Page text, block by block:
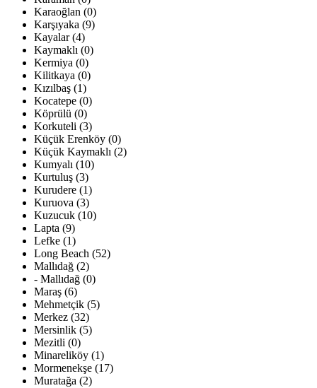
Karaoğlan (0)
Karşıyaka (9)
Kayalar (4)
Kaymaklı (0)
Kermiya (0)
Kilitkaya (0)
Kızılbaş (1)
Kocatepe (0)
Köprülü (0)
Korkuteli (3)
Küçük Erenköy (0)
Küçük Kaymaklı (2)
Kumyalı (10)
Kurtuluş (3)
Kurudere (1)
Kuruova (3)
Kuzucuk (10)
Lapta (9)
Lefke (1)
Long Beach (52)
Mallıdağ (2)
- Mallıdağ (0)
Maraş (6)
Mehmetçik (5)
Merkez (32)
Mersinlik (5)
Mezitli (0)
Minareliköy (1)
Mormenekşe (17)
Muratağa (2)